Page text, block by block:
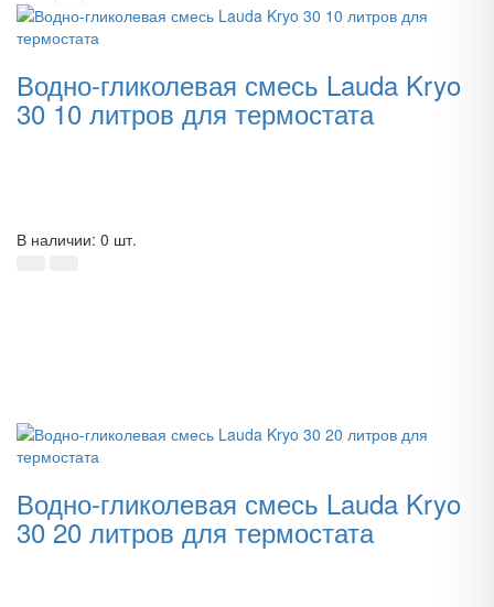
Водно-гликолевая смесь Lauda Kryo
30 10 литров для термостата
В наличии: 0 шт.
Водно-гликолевая смесь Lauda Kryo
30 20 литров для термостата